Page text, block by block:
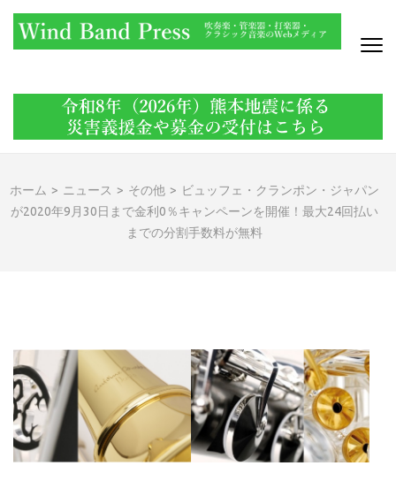
(Enter
ホーム > ニュース > その他 > ビュッフェ・クランポン・ジャパン
が2020年9月30日まで金利0％キャンペーンを開催！最大24回払い
までの分割手数料が無料